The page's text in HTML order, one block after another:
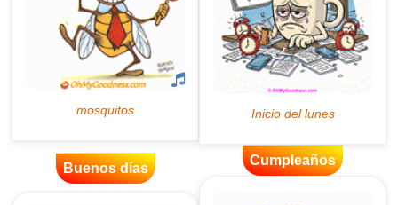
Buenos días
Cumpleaños